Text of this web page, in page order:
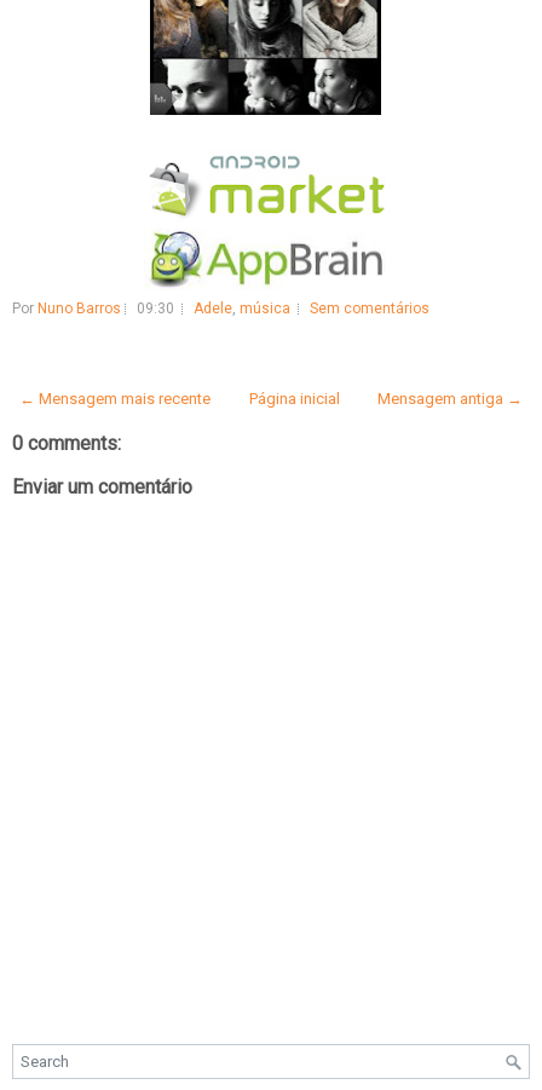
Por Nuno Barros 09:30 Adele, música Sem comentários
← Mensagem mais recente Mensagem antiga →
Página inicial
0 comments:
Enviar um comentário